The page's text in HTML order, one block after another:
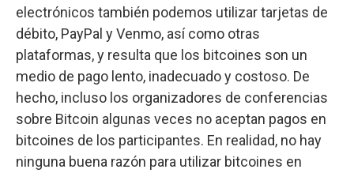
electrónicos también podemos utilizar tarjetas de
débito, PayPal y Venmo, así como otras
plataformas, y resulta que los bitcoines son un
medio de pago lento, inadecuado y costoso. De
hecho, incluso los organizadores de conferencias
sobre Bitcoin algunas veces no aceptan pagos en
bitcoines de los participantes. En realidad, no hay
ninguna buena razón para utilizar bitcoines en